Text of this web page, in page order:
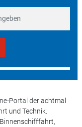
Portal der achtmal
und Technik.